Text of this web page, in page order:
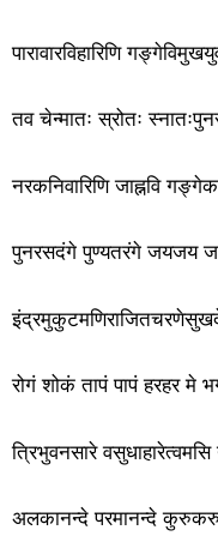
पारावारविहारिणि
तव चेन्मातः स्रोतः
नरकनिवारिणि जाह्नवि
पुनरसदंगे पुण्यतरंगे जयजय
रोगं शोकं तापं पापं हरहर मे
त्रिभुवनसारे
अलकानन्दे परमानन्दे